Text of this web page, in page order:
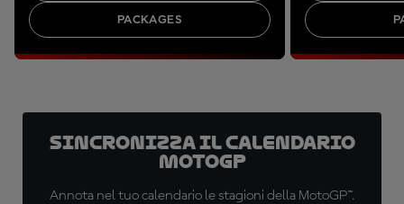
PACKAGES
Sincronizza il calendario
MotoGP
Annota nel tuo calendario le stagioni della MotoGP™.